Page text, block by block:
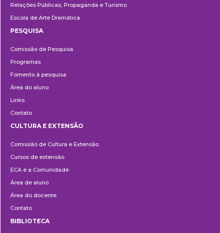
Relações Públicas, Propaganda e Turismo
Escola de Arte Dramática
PESQUISA
Comissão de Pesquisa
Programas
Fomento à pesquisa
Área do aluno
Links
Contato
e
Extensão
CULTURA E EXTENSÃO
Comissão de Cultura e Extensão
Cursos de extensão
ECA e a Comunidade
Área de aluno
Área do docente
Contato
BIBLIOTECA